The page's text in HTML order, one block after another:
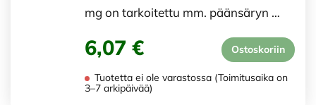
mg on tarkoitettu mm. päänsäryn …
6,07 € Ostoskoriin
Tuotetta ei ole varastossa (Toimitusaika on
3–7 arkipäivää)